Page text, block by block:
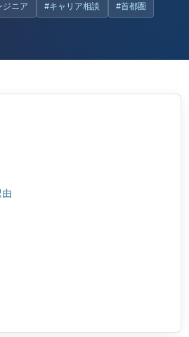
ジニア #キャリア相談 #首都圏